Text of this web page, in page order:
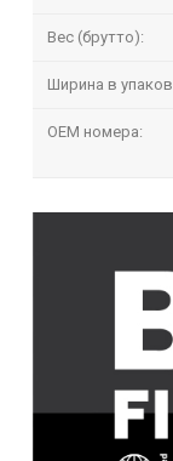
Вес (брутто):
Ширина в
OEM номера: